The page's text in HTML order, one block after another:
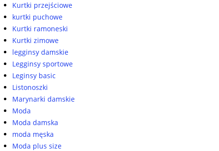
Kurtki przejściowe
kurtki puchowe
Kurtki ramoneski
Kurtki zimowe
legginsy damskie
Legginsy sportowe
Leginsy basic
Listonoszki
Marynarki damskie
Moda
Moda damska
moda męska
Moda plus size